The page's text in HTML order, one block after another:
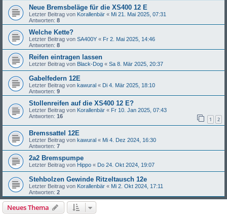
Neue Bremsbeläge für die XS400 12 E
Letzter Beitrag von Korallenbär « Mi 21. Mai 2025, 07:31
Antworten: 8
Welche Kette?
Letzter Beitrag von SA400Y « Fr 2. Mai 2025, 14:46
Antworten: 8
Reifen eintragen lassen
Letzter Beitrag von Black-Dog « Sa 8. Mär 2025, 20:37
Gabelfedern 12E
Letzter Beitrag von kawural « Di 4. Mär 2025, 18:10
Antworten: 9
Stollenreifen auf die XS400 12 E?
Letzter Beitrag von Korallenbär « Fr 10. Jan 2025, 07:43
Antworten: 16 1 2
Bremssattel 12E
Letzter Beitrag von kawural « Mi 4. Dez 2024, 16:30
Antworten: 7
2a2 Bremspumpe
Letzter Beitrag von Hippo « Do 24. Okt 2024, 19:07
Stehbolzen Gewinde Ritzeltausch 12e
Letzter Beitrag von Korallenbär « Mi 2. Okt 2024, 17:11
Antworten: 2
Neues Thema